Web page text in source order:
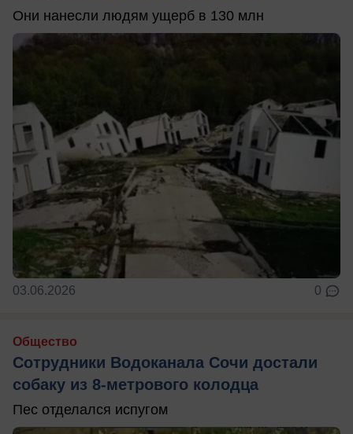
Они нанесли людям ущерб в 130 млн
03.06.2026 0
Общество
Сотрудники Водоканала Сочи достали
собаку из 8-метрового колодца
Пес отделался испугом